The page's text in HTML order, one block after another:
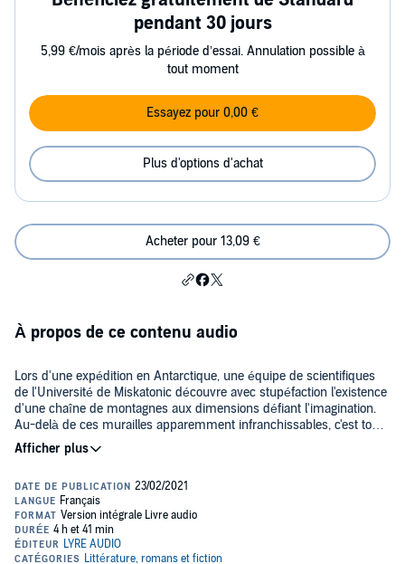
pendant 30 jours
5,99 €/mois après la période d’essai. Annulation possible à
tout moment
Essayez pour 0,00 €
Plus d'options d'achat
Acheter pour 13,09 €
À propos de ce contenu audio
Lors d'une expédition en Antarctique, une équipe de scientifiques
de l'Université de Miskatonic découvre avec stupéfaction l'existence
d'une chaîne de montagnes aux dimensions défiant l'imagination.
Au-delà de ces murailles apparemment infranchissables, c'est toute
une Cité qui se découvre à leurs yeux : cubes, blocs mégalithiques
à l'équilibre impossible, les ruines, par leur seule architecture,
horreurs les attendront bientôt : au fond d'une grotte, à demi
ensevelis et pourtant parfaitement conservés, des cadavres de
créatures dont l'existence remonterait à des millions d'années sont
découverts. Mais ces monstres d'un autre temps sont-ils
réellement morts ?
Libellus. Musique par Benoit Seyrat.
©2008 Domaine Public / Traduit par Lyre Audio (P)2008 Lyre Audio